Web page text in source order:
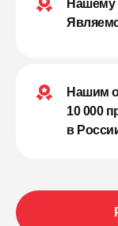
Нашему
Нашим
10 000
в